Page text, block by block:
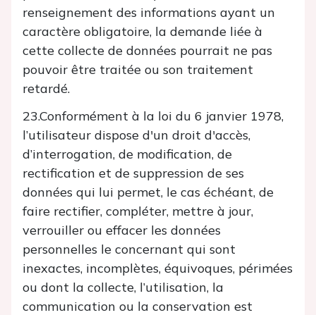
renseignement des informations ayant un
caractère obligatoire, la demande liée à
cette collecte de données pourrait ne pas
pouvoir être traitée ou son traitement
retardé.
23.Conformément à la loi du 6 janvier 1978,
l’utilisateur dispose d'un droit d'accès,
d’interrogation, de modification, de
rectification et de suppression de ses
données qui lui permet, le cas échéant, de
faire rectifier, compléter, mettre à jour,
verrouiller ou effacer les données
personnelles le concernant qui sont
inexactes, incomplètes, équivoques, périmées
ou dont la collecte, l’utilisation, la
communication ou la conservation est